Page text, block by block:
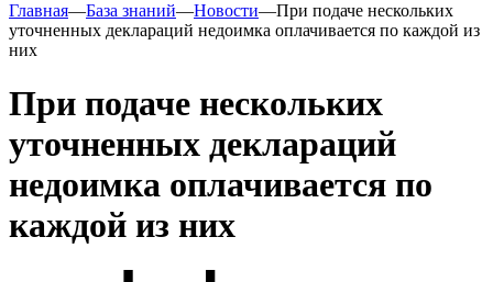
Главная—База знаний—Новости—При подаче нескольких
уточненных деклараций недоимка оплачивается по каждой из
них
При подаче нескольких
уточненных деклараций
недоимка оплачивается по
каждой из них